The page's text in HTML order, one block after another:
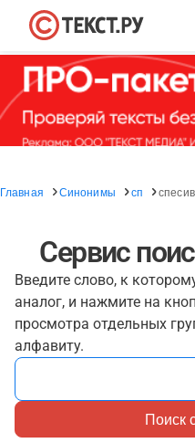
Главная Синонимы сп
Сервис
Введите слово, к
аналог, и нажмите на
просмотра отдельных
алфавиту.
Поиск